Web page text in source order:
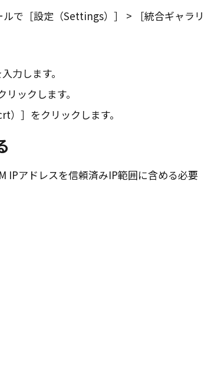
ルで 設定（Settings）
統合ギャラリ
力します。
リックします。
）
をクリックします。
IPアドレスを信頼済みIP範囲に含める必要